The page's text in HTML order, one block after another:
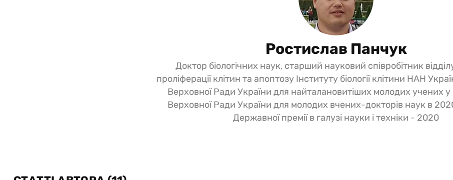
Ростислав Панчук
Доктор біологічних наук, старший науковий співробітник
проліферації клітин та апоптозу Інституту біології клітини НАН
Верховної Ради України для найталановитіших молодих учених у
Верховної Ради України для молодих вчених-докторів наук в
Державної премії в галузі науки і техніки - 2020